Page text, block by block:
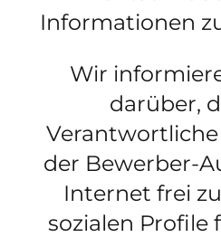
Informationen
Wir
darüber,
der Bewerber-
Internet frei
sozialen Profile